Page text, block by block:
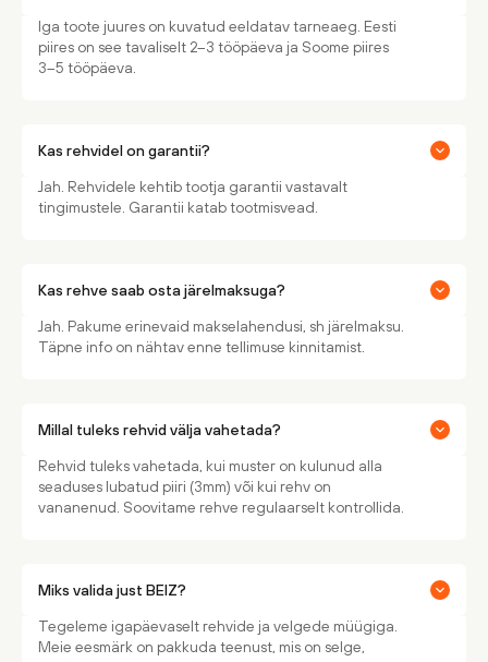
Iga toote juures on kuvatud eeldatav tarneaeg. Eesti
piires on see tavaliselt 2–3 tööpäeva ja Soome piires
3–5 tööpäeva.
Kas rehvidel on garantii?
Jah. Rehvidele kehtib tootja garantii vastavalt
tingimustele. Garantii katab tootmisvead.
Kas rehve saab osta järelmaksuga?
Jah. Pakume erinevaid makselahendusi, sh järelmaksu.
Täpne info on nähtav enne tellimuse kinnitamist.
Millal tuleks rehvid välja vahetada?
Rehvid tuleks vahetada, kui muster on kulunud alla
seaduses lubatud piiri (3mm) või kui rehv on
vananenud. Soovitame rehve regulaarselt kontrollida.
Miks valida just BEIZ?
Tegeleme igapäevaselt rehvide ja velgede müügiga.
Meie eesmärk on pakkuda teenust, mis on selge,